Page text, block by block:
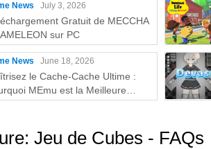
News July 3, 2026
Gratuit de MECCHA
sur PC
News June 18, 2026
le Cache-Cache Ultime :
MEmu est la Meilleure
de Jouer à MECCHA
Jeu de Cubes - FAQs